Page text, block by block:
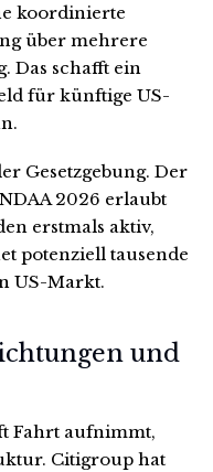
koordinierte
über mehrere
Das schafft ein
für künftige US-
Gesetzgebung. Der
2026 erlaubt
erstmals aktiv,
potenziell tausende
US-Markt.
und
Fahrt aufnimmt,
Citigroup hat